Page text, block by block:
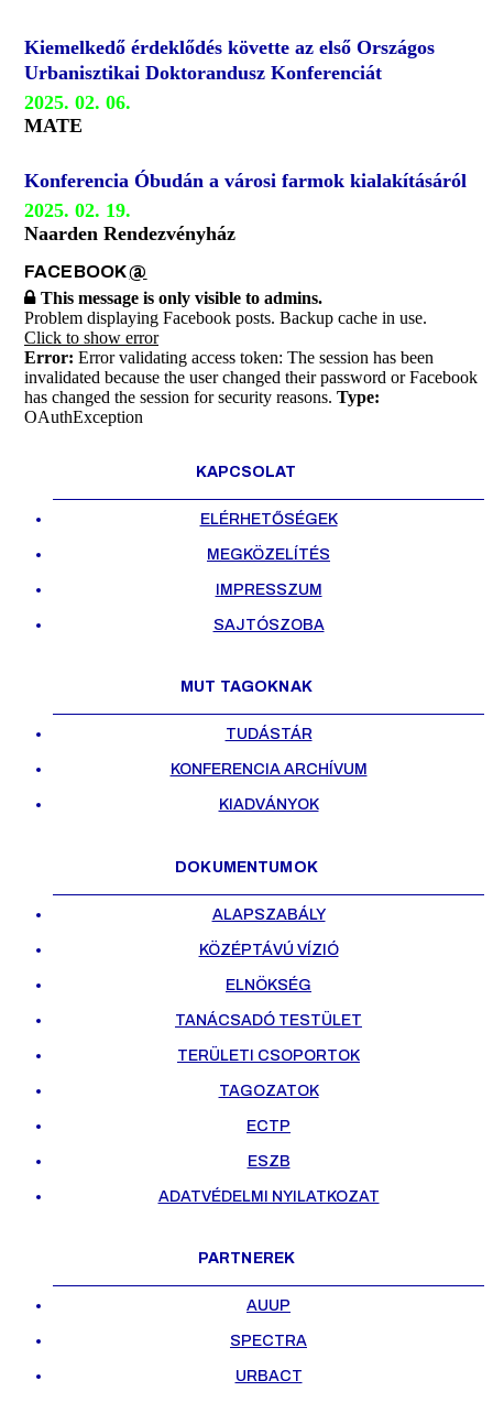
Kiemelkedő érdeklődés követte az első Országos
Urbanisztikai Doktorandusz Konferenciát
2025. 02. 06.
MATE
Konferencia Óbudán a városi farmok kialakításáról
2025. 02. 19.
Naarden Rendezvényház
FACEBOOK@
This message is only visible to admins.
Problem displaying Facebook posts. Backup cache in use.
Click to show error
Error: Error validating access token: The session has been
invalidated because the user changed their password or Facebook
has changed the session for security reasons. Type:
OAuthException
KAPCSOLAT
ELÉRHETŐSÉGEK
MEGKÖZELÍTÉS
IMPRESSZUM
SAJTÓSZOBA
MUT TAGOKNAK
TUDÁSTÁR
KONFERENCIA ARCHÍVUM
KIADVÁNYOK
DOKUMENTUMOK
ALAPSZABÁLY
KÖZÉPTÁVÚ VÍZIÓ
ELNÖKSÉG
TANÁCSADÓ TESTÜLET
TERÜLETI CSOPORTOK
TAGOZATOK
ECTP
ESZB
ADATVÉDELMI NYILATKOZAT
PARTNEREK
AUUP
SPECTRA
URBACT